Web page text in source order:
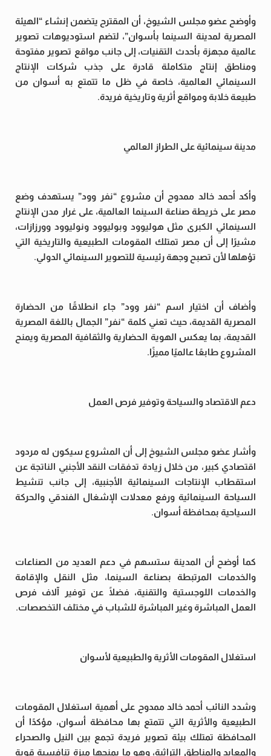
وأوضح عضو مجلس الشيوخ، أن المقترح يتضمن إنشاء “الهيئة
المصرية لمدينة السينما بأسوان”، لتضم استوديوهات تصوير
عالمية مجهزة بأحدث التقنيات، إلى جانب مواقع تصوير مفتوحة
ومناطق إنتاج متكاملة قادرة على جذب شركات الإنتاج
السينمائي العالمية، خاصة في ظل ما تتمتع به أسوان من
طبيعة خلابة ومواقع أثرية وتاريخية فريدة.
مدينة سينمائية على الطراز العالمي
وأكد أحمد خالد ممدوح أن مشروع “نفر وود” يستهدف وضع
مصر على خريطة صناعة السينما العالمية، على غرار مدن الإنتاج
السينمائي الكبرى مثل هوليوود وبوليوود ونوليوود وورزازات،
مشيرًا إلى أن مصر تمتلك المقومات الطبيعية والتاريخية التي
تؤهلها لأن تصبح وجهة رئيسية للتصوير السينمائي الدولي.
وأضاف أن اختيار اسم “نفر وود” جاء انطلاقًا من الحضارة
المصرية القديمة، حيث تعني كلمة “نفر” الجمال باللغة المصرية
القديمة، بما يعكس الهوية الحضارية والثقافية المصرية ويمنح
المشروع طابعًا عالميًا مميزًا.
دعم الاقتصاد والسياحة وتوفير فرص العمل
وأشار عضو مجلس الشيوخ إلى أن المشروع سيكون له مردود
اقتصادي كبير، من خلال زيادة تدفقات النقد الأجنبي الناتجة عن
استقطاب الإنتاجات السينمائية الأجنبية، إلى جانب تنشيط
السياحة السينمائية ورفع معدلات الإشغال الفندقي والحركة
السياحية بمحافظة أسوان.
كما أوضح أن المدينة ستسهم في دعم العديد من الصناعات
والخدمات المرتبطة بصناعة السينما، مثل النقل والإقامة
والخدمات اللوجستية والتقنية، فضلًا عن توفير آلاف فرص
العمل المباشرة وغير المباشرة للشباب في مختلف التخصصات.
استغلال المقومات الأثرية والطبيعية لأسوان
وشدد النائب أحمد خالد ممدوح على أهمية استغلال المقومات
الطبيعية والأثرية التي تتمتع بها محافظة أسوان، مؤكدًا أن
المحافظة تمتلك بيئة تصوير فريدة تجمع بين النيل والصحراء
والمعابد والمناطق التراثية، وهو ما يمنحها ميزة تنافسية قوية